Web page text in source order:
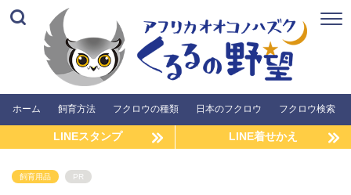
ホーム 飼育方法 フクロウの種類 日本のフクロウ フクロウ検索
LINEスタンプ LINE着せかえ
飼育用品 PR